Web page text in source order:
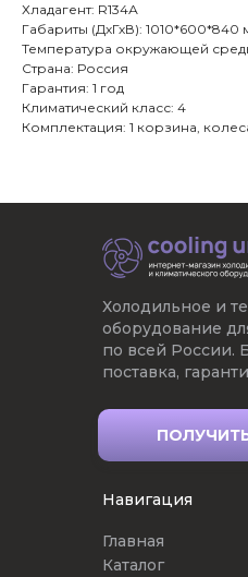
Хладагент: R134А
Габариты (ДхГхВ): 1010*600*840
Температура окружающей
Страна: Россия
Гарантия: 1 год
Климатический класс: 4
Комплектация: 1 корзина,
Холодильное и
оборудование
по всей России.
поставка,
Главная
Каталог
Навигация